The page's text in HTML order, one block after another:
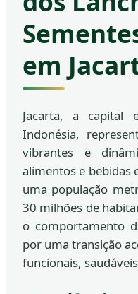
em
Jacarta, a capital
Indonésia,
vibrantes e
alimentos e bebidas
uma população
30 milhões de
o comportamento
por uma transição
funcionais,